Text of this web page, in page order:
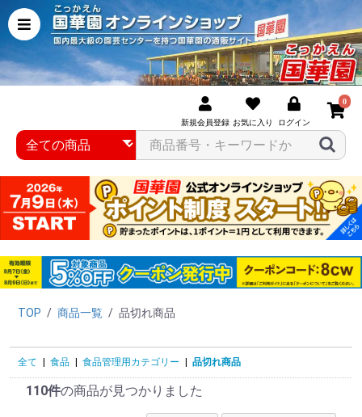
新規会員登録 お気に入り ログイン
0
TOP / 商品一覧 / 品切れ商品
全て | 食品 | 食品管理用カテゴリー | 品切れ商品
110件の商品が見つかりました